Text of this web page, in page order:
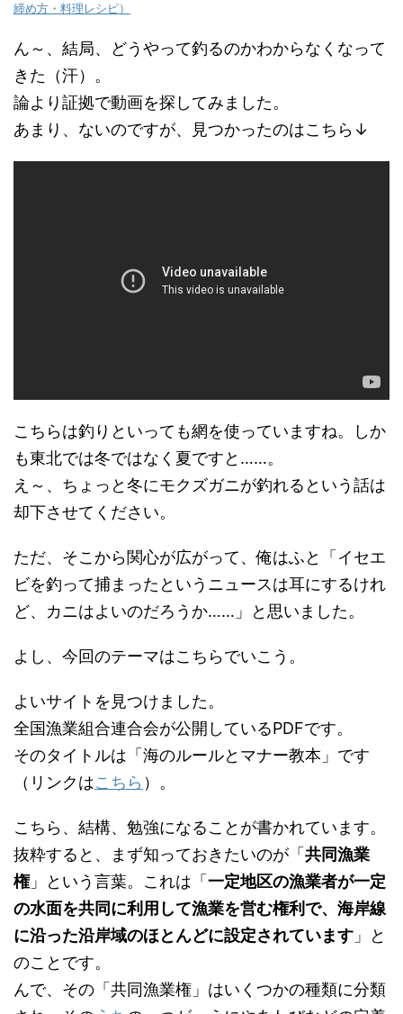
締め方・料理レシピ）
ん～、結局、どうやって釣るのかわからなくなって
きた（汗）。
論より証拠で動画を探してみました。
あまり、ないのですが、見つかったのはこちら↓
こちらは釣りといっても網を使っていますね。しか
も東北では冬ではなく夏ですと……。
え～、ちょっと冬にモクズガニが釣れるという話は
却下させてください。
ただ、そこから関心が広がって、俺はふと「イセエ
ビを釣って捕まったというニュースは耳にするけれ
ど、カニはよいのだろうか……」と思いました。
よし、今回のテーマはこちらでいこう。
よいサイトを見つけました。
全国漁業組合連合会が公開しているPDFです。
そのタイトルは「海のルールとマナー教本」です
（リンクはこちら ）。
こちら、結構、勉強になることが書かれています。
抜粋すると、まず知っておきたいのが「 共同漁業
権」という言葉。これは「 一定地区の漁業者が一定
の水面を共同に利用して漁業を営む権利で、海岸線
に沿った沿岸域のほとんどに設定されています 」と
のことです。
んで、その「共同漁業権」はいくつかの種類に分類